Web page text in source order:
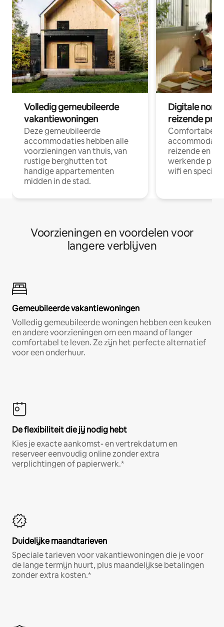
Volledig gemeubileerde
vakantiewoningen
Deze gemeubileerde
accommodaties hebben alle
voorzieningen van thuis, van
rustige berghutten tot
handige appartementen
midden in de stad.
Digitale
reizende
Comfortabele
reizende en
werkende
wifi en
Voorzieningen en voordelen voor
langere verblijven
Gemeubileerde vakantiewoningen
Volledig gemeubileerde woningen hebben een keuken
en andere voorzieningen om een maand of langer
comfortabel te leven. Ze zijn het perfecte alternatief
voor een onderhuur.
De flexibiliteit die jij nodig hebt
Kies je exacte aankomst- en vertrekdatum en
reserveer eenvoudig online zonder extra
verplichtingen of papierwerk.*
Duidelijke maandtarieven
Speciale tarieven voor vakantiewoningen die je voor
de lange termijn huurt, plus maandelijkse betalingen
zonder extra kosten.*